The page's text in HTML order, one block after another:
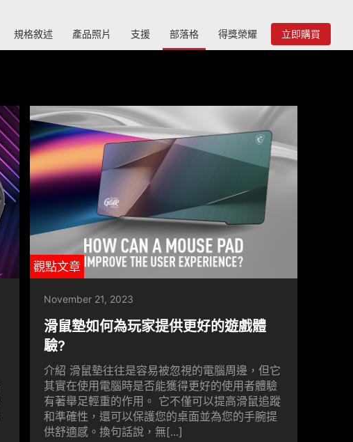
規格敘述 產品照片 支援 部落格 得獎榮耀 立即購買
觀點文章
November 21, 2023
滑鼠墊如何為玩家提供更好的遊戲體
驗?
介紹 滑鼠墊往往是容易被忽視的電腦周邊，但它
其實在使用電腦時是否能獲得更好的使用者體驗
有著舉足輕重的作用。 它不僅可以提高滑鼠追蹤
和準確性，還可以保護您的桌面並為您的手腕提
供舒適感。換句話說，無[...]